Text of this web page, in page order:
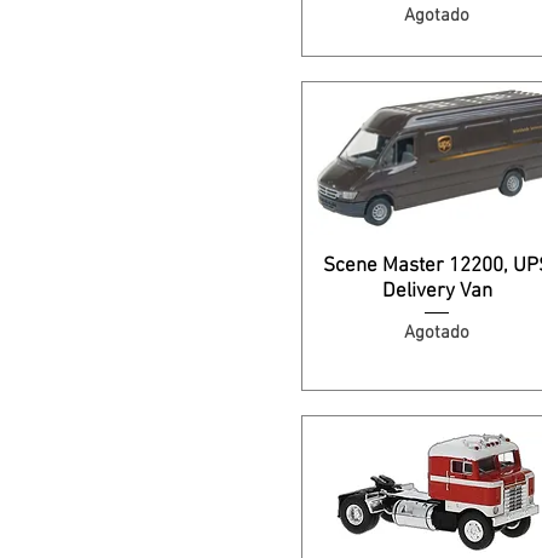
Agotado
Scene Master 12200,
Delivery Van
Agotado